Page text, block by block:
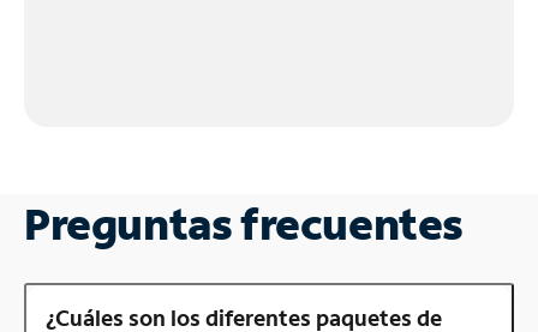
Preguntas frecuentes
¿Cuáles son los diferentes paquetes de